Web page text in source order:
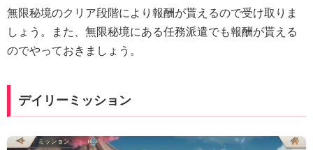
無限秘境のクリア段階により報酬が貰えるので受け取りま
しょう。また、無限秘境にある任務派遣でも報酬が貰える
のでやっておきましょう。
デイリーミッション